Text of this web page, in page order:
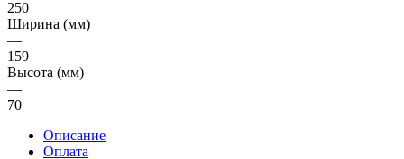
250
Ширина (мм)
—
159
Высота (мм)
—
70
Описание
Оплата